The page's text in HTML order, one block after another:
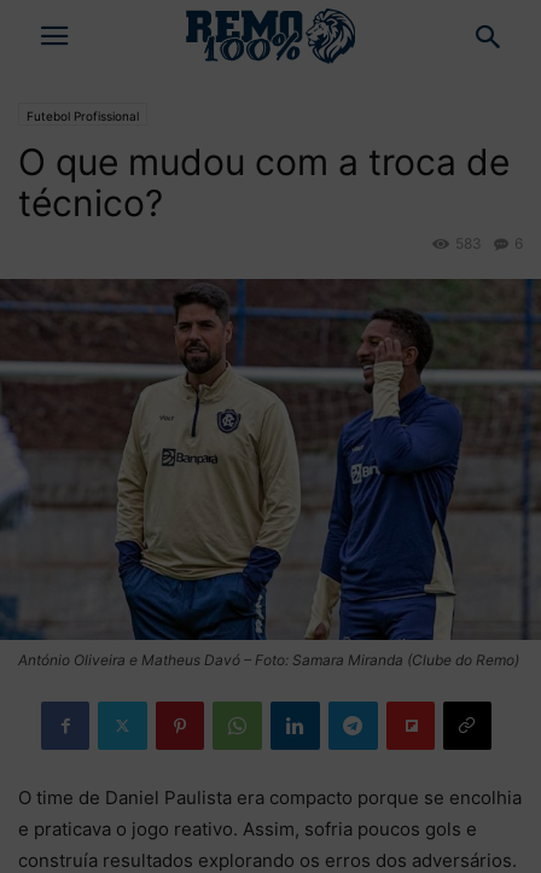
Futebol Profissional
O que mudou com a troca de
técnico?
6
583
António Oliveira e Matheus Davó – Foto: Samara Miranda (Clube do Remo)
O time de Daniel Paulista era compacto porque se encolhia
e praticava o jogo reativo. Assim, sofria poucos gols e
construía resultados explorando os erros dos adversários.